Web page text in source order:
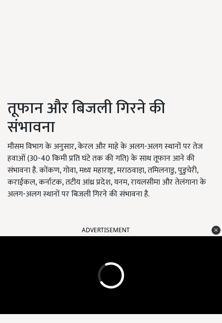
तूफान और बिजली गिरने की
संभावना
मौसम विभाग के अनुसार, केरल और माहे के अलग-अलग स्थानों पर तेज
हवाओं (30-40 किमी प्रति घंटे तक की गति) के साथ तूफान आने की
संभावना है. कोंकण, गोवा, मध्य महाराष्ट्र, मराठवाड़ा, तमिलनाडु, पुडुचेरी,
कराईकल, कर्नाटक, तटीय आंध्र प्रदेश, यनम, रायलसीमा और तेलंगाना के
अलग-अलग स्थानों पर बिजली गिरने की संभावना है.
ADVERTISEMENT